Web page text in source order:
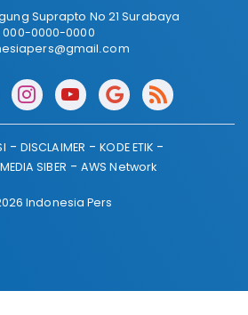
Suprapto No 21 Surabaya
000-0000-0000
DISCLAIMER
KODE ETIK
SIBER
AWS Network
Indonesia Pers